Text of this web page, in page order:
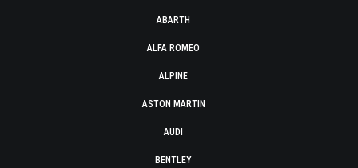
ABARTH
ALFA ROMEO
ALPINE
ASTON MARTIN
AUDI
BENTLEY